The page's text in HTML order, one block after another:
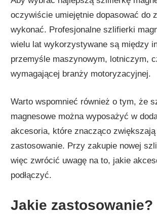
oczywiście umiejętnie dopasować do
wykonać. Profesjonalne szlifierki
wielu lat wykorzystywane są między
przemyśle maszynowym, lotniczym,
wymagającej branży motoryzacyjnej.
Warto wspomnieć również o tym, że
magnesowe można wyposażyć w
akcesoria, które znacząco
zastosowanie. Przy zakupie nowej
więc zwrócić uwagę na to, jakie
podłączyć.
Jakie zastosowanie?